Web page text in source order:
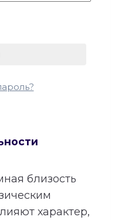
помогают
близость
характер,